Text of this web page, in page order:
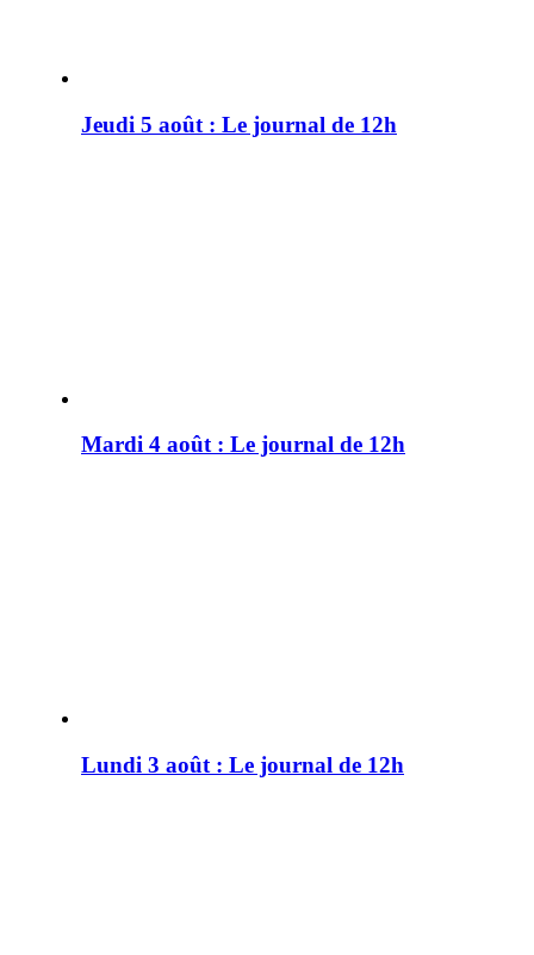
Jeudi 5 août : Le journal de 12h
Mardi 4 août : Le journal de 12h
Lundi 3 août : Le journal de 12h